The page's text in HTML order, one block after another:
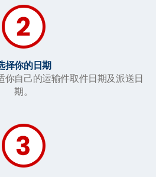
择你的日期
你自己的运输件取件日期及派送日
期。